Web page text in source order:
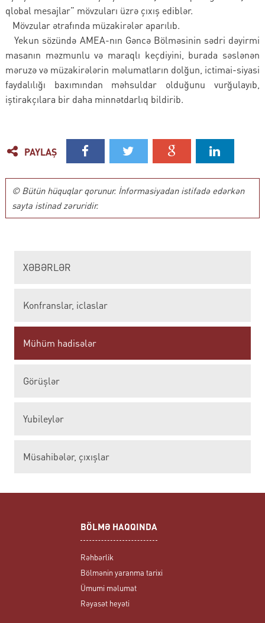
qlobal mesajlar” mövzuları üzrə çıxış ediblər.
Mövzular ətrafında müzakirələr aparılıb.
Yekun sözündə AMEA-nın Gəncə Bölməsinin sədri dəyirmi
masanın məzmunlu və maraqlı keçdiyini, burada səslənən
məruzə və müzakirələrin məlumatların dolğun, ictimai-siyasi
faydalılığı baxımından məhsuldar olduğunu vurğulayıb,
iştirakçılara bir daha minnətdarlıq bildirib.
PAYLAŞ
© Bütün hüquqlar qorunur. İnformasiyadan istifadə edərkən
sayta istinad zəruridir.
XƏBƏRLƏR
Konfranslar, iclaslar
Mühüm hadisələr
Görüşlər
Yubileylər
Müsahibələr, çıxışlar
BÖLMƏ HAQQINDA
Rəhbərlik
Bölmənin yaranma tarixi
Ümumi məlumat
Rəyasət heyəti